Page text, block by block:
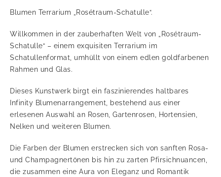
Blumen Terrarium „Rosétraum-Schatulle“.
Willkommen in der zauberhaften Welt von „Rosétraum-
Schatulle“ – einem exquisiten Terrarium im
Schatullenformat, umhüllt von einem edlen goldfarbenen
Rahmen und Glas.
Dieses Kunstwerk birgt ein faszinierendes haltbares
Infinity Blumenarrangement, bestehend aus einer
erlesenen Auswahl an Rosen, Gartenrosen, Hortensien,
Nelken und weiteren Blumen.
Die Farben der Blumen erstrecken sich von sanften Rosa-
und Champagnertönen bis hin zu zarten Pfirsichnuancen,
die zusammen eine Aura von Eleganz und Romantik